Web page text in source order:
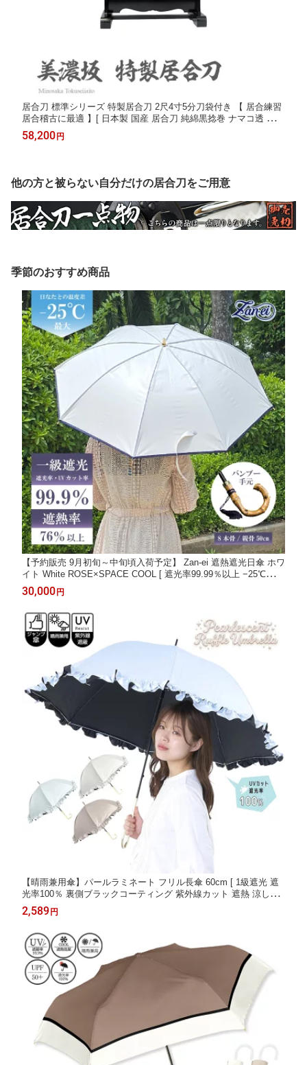
居合刀 標準シリーズ 特製居合刀 2尺4寸5分刀袋付き 【 居合練習
居合稽古に最適 】[ 日本製 国産 居合刀 純綿黒捻巻 ナマコ透 海鼠
龍 直刃仕上げ 居合道 ] クリーニングクロス付
58,200 円
他の方と被らない自分だけの居合刀をご用意
季節のおすすめ商品
【予約販売 9月初旬～中旬頃入荷予定】 Zan-ei 遮熱遮光日傘 ホワ
イト White ROSE×SPACE COOL [ 遮光率99.99％以上 −25℃遮熱
涼しい 男女兼用 女性 バンブー持ち手 遮熱 遮光 高遮熱 高級 高機
能 日傘 高級 長傘 大きめ スペースクール ホワイトローズ ]
30,000 円
【晴雨兼用傘】パールラミネート フリル長傘 60cm [ 1級遮光 遮
光率100％ 裏側ブラックコーティング 紫外線カット 遮熱 涼しい
日傘 女性 レディース フリル 無地 光沢 パール素材 フリフリ かわ
いい 韓国風 ] sps
2,589 円